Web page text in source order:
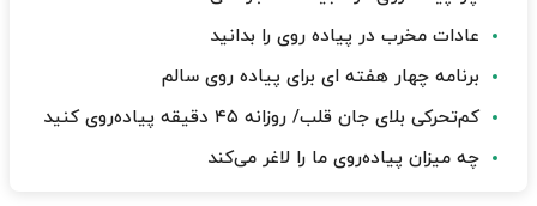
عادات مخرب در پیاده روی را بدانید
برنامه چهار هفته ای برای پیاده روی سالم
کم‌تحرکی بلای جان قلب/ روزانه ۴۵ دقیقه پیاده‌روی کنید
چه میزان پیاده‌روی ما را لاغر می‌کند